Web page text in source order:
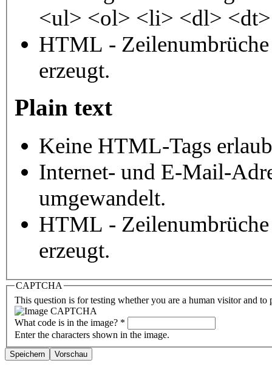
<ul> <ol> <li> <dl>
HTML - Zeilenumbrüche
erzeugt.
Plain text
Keine HTML-Tags
Internet- und E-Mail-
umgewandelt.
HTML - Zeilenumbrüche
erzeugt.
CAPTCHA
This question is for testing whether you are a human visitor and to
What code is in the image? *
Enter the characters shown in the image.